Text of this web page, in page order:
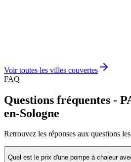
Voir toutes les villes couvertes
FAQ
Questions fréquentes -
en-Sologne
Retrouvez les réponses aux questions
Quel est le prix d'une pompe à chaleur